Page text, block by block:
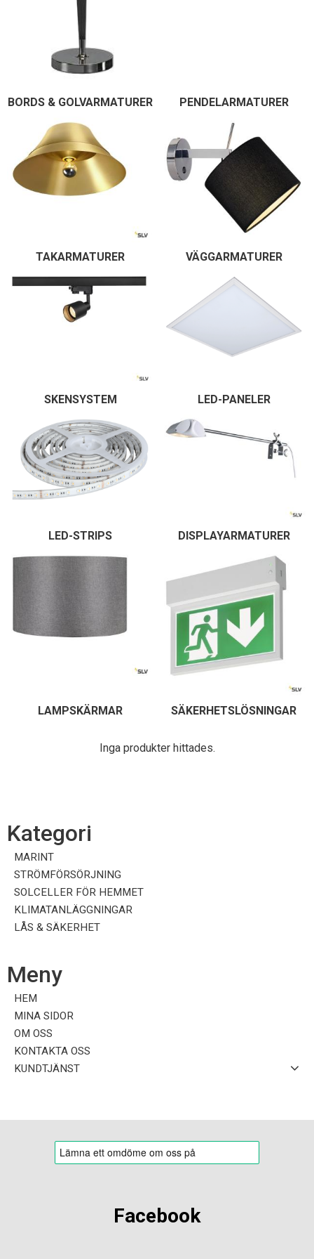
BORDS & GOLVARMATURER PENDELARMATURER
TAKARMATURER VÄGGARMATURER
SKENSYSTEM LED-PANELER
LED-STRIPS DISPLAYARMATURER
LAMPSKÄRMAR SÄKERHETSLÖSNINGAR
Inga produkter hittades.
Kategori
MARINT
STRÖMFÖRSÖRJNING
SOLCELLER FÖR HEMMET
KLIMATANLÄGGNINGAR
LÅS & SÄKERHET
Meny
HEM
MINA SIDOR
OM OSS
KONTAKTA OSS
KUNDTJÄNST
Facebook